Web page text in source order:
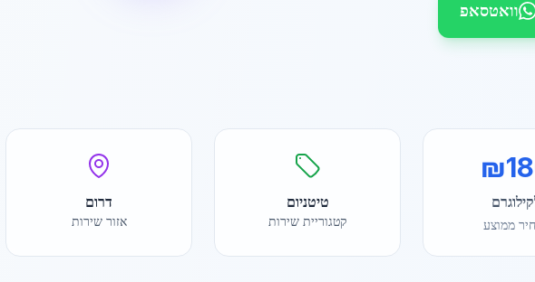
וואטסאפ
₪
ממוצע
טיטניום
קטגוריית שירות
דרום
אזור שירות